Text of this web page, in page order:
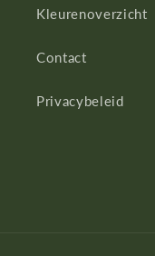
Kleurenoverzicht
Contact
Privacybeleid